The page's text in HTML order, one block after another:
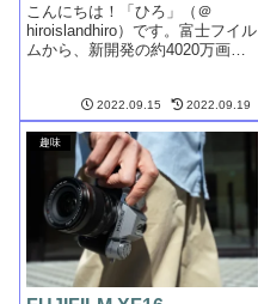
こんにちは！「ひろ」（＠
hiroislandhiro）です。富士フイル
ムから、新開発の約4020万画素
最高画質を実現した「FUJIFILM
X-H2」の発売が発表され...
2022.09.15 2022.09.19
趣味